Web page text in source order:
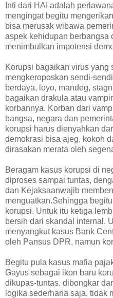
Inti dari HAI adalah
mengingat begitu
bisa merusak wibawa
aspek kehidupan berbangsa
menimbulkan impotensi
Korupsi bagaikan virus yang
mengkeroposkan sendi-
berdaya, loyo, mandeg,
bagaikan drakula atau
korbannya. Korban dari
bangsa, negara dan
korupsi harus dienyahkan
demokrasi bisa ajeg, kokoh
dirasakan merata oleh
Beragam kasus korupsi di
diproses sampai tuntas,
dan Kejaksaanwajib
menguatkan.Sehingga
korupsi. Untuk itu ketiga
bersih dari skandal internal.
menyangkut kasus Bank
oleh Pansus DPR, namun
Begitu pula kasus mafia
Gayus sebagai ikon baru
dikupas-tuntas, dibongkar
logika sederhana saja, tidak